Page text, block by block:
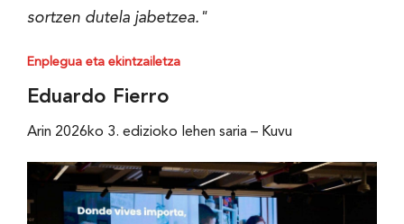
sortzen dutela jabetzea."
Enplegua eta ekintzailetza
Eduardo Fierro
Arin 2026ko 3. edizioko lehen saria – Kuvu